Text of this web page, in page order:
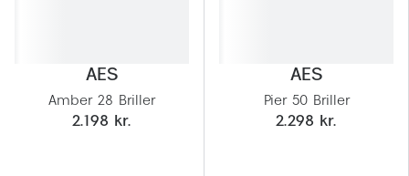
AES
Amber 28 Briller
2.198 kr.
AES
Pier 50 Briller
2.298 kr.